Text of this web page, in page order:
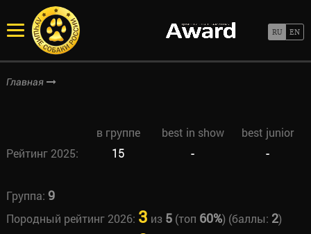
Главная
в группе best in show
best junior
Рейтинг 2025:
15 - -
Группа: 9
Породный рейтинг 2026: 3 из 5(топ 60%) (баллы: 2)